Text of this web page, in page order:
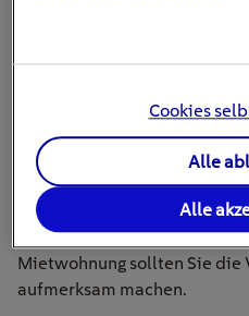
meisten Menschen die
unnötige) Kosten entstehen.
den kühlen Stellen im
Fensterlaibung
Nährboden für Schimmel.
Fensterlaibung kann dem
Mietwohnung sollten Sie
aufmerksam machen.
Cookies
Alle
Alle